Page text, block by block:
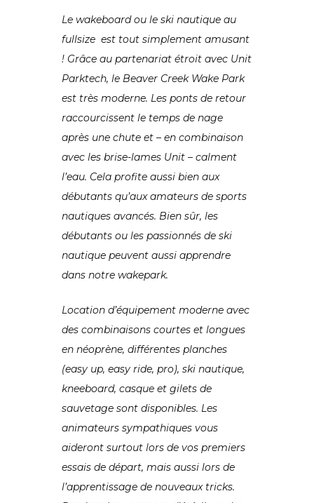
Le wakeboard ou le ski nautique au
fullsize est tout simplement amusant
! Grâce au partenariat étroit avec Unit
Parktech, le Beaver Creek Wake Park
est très moderne. Les ponts de retour
raccourcissent le temps de nage
après une chute et – en combinaison
avec les brise-lames Unit – calment
l’eau. Cela profite aussi bien aux
débutants qu’aux amateurs de sports
nautiques avancés. Bien sûr, les
débutants ou les passionnés de ski
nautique peuvent aussi apprendre
dans notre wakepark.
Location d’équipement moderne avec
des combinaisons courtes et longues
en néoprène, différentes planches
(easy up, easy ride, pro), ski nautique,
kneeboard, casque et gilets de
sauvetage sont disponibles. Les
animateurs sympathiques vous
aideront surtout lors de vos premiers
essais de départ, mais aussi lors de
l’apprentissage de nouveaux tricks.